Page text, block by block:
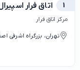
1 اتاق فرار
مرکز اتاق فرار
تهران، بزرگراه اشرفی